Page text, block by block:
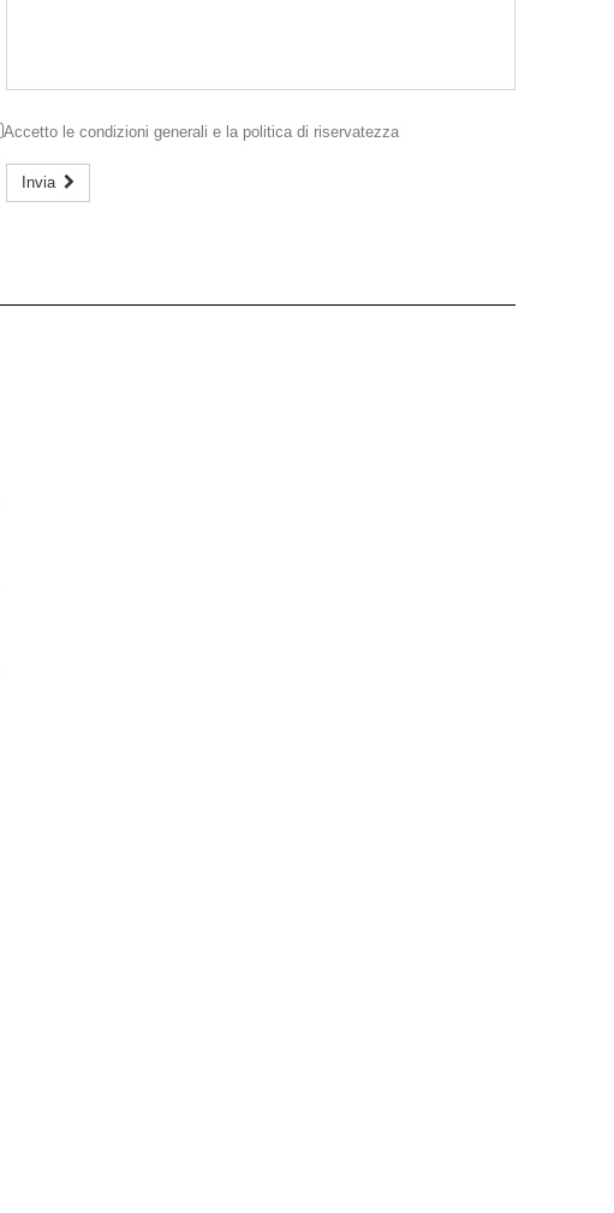
Accetto lecondizioni generali e la politica di riservatezza
Invia